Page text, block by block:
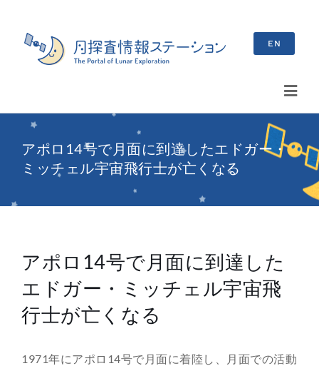
content
EN
索
…
イベント情報
ブログ
アポロ14号で月面に到達したエドガー・
ミッチェル宇宙飛行士が亡くなる
アポロ14号で月面に到達した
エドガー・ミッチェル宇宙飛
行士が亡くなる
1971年にアポロ14号で月面に着陸し、月面での活動